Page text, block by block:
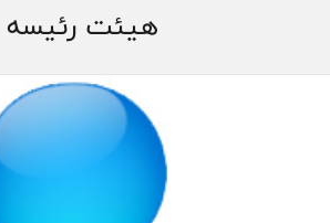
هیئت رئیسه